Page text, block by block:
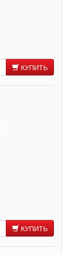
КУПИТЬ
КУПИТЬ